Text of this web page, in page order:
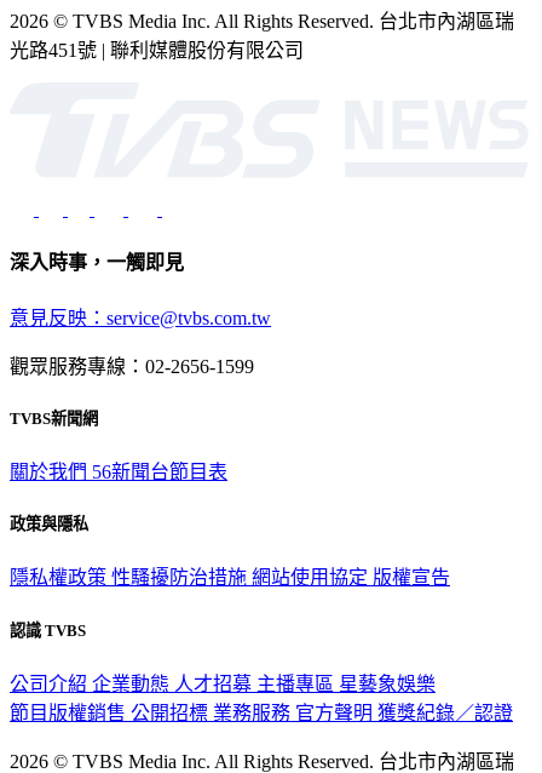
2026 © TVBS Media Inc. All Rights Reserved. 台北市內湖區瑞
光路451號 | 聯利媒體股份有限公司
深入時事，一觸即見
意見反映：service@tvbs.com.tw
觀眾服務專線：02-2656-1599
TVBS新聞網
關於我們 56新聞台節目表
政策與隱私
隱私權政策 性騷擾防治措施 網站使用協定 版權宣告
認識 TVBS
公司介紹 企業動態 人才招募 主播專區 星藝象娛樂
節目版權銷售 公開招標 業務服務 官方聲明 獲獎紀錄／認證
2026 © TVBS Media Inc. All Rights Reserved. 台北市內湖區瑞